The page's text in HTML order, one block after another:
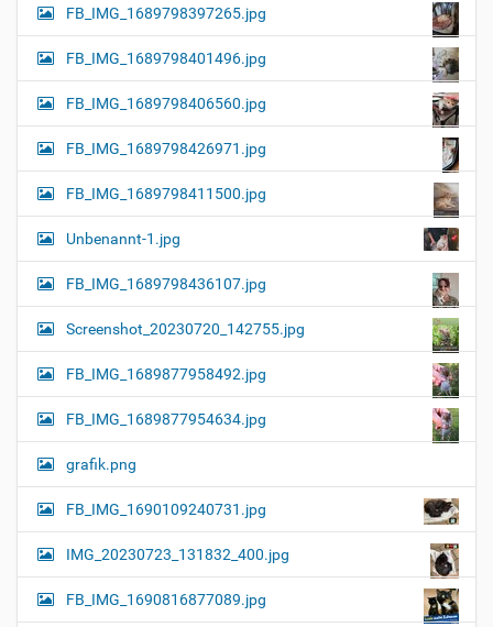
FB_IMG_1689798397265.jpg
FB_IMG_1689798401496.jpg
FB_IMG_1689798406560.jpg
FB_IMG_1689798426971.jpg
FB_IMG_1689798411500.jpg
Unbenannt-1.jpg
FB_IMG_1689798436107.jpg
Screenshot_20230720_142755.jpg
FB_IMG_1689877958492.jpg
FB_IMG_1689877954634.jpg
grafik.png
FB_IMG_1690109240731.jpg
IMG_20230723_131832_400.jpg
FB_IMG_1690816877089.jpg